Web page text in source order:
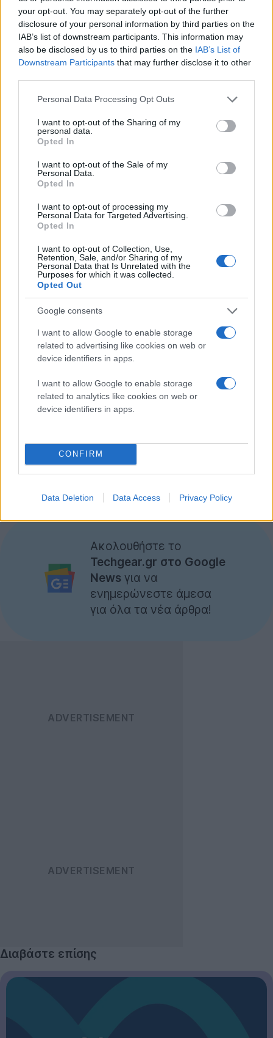
your opt-out. You may separately opt-out of the further
disclosure of your personal information by third parties on the
IAB’s list of downstream participants. This information may
also be disclosed by us to third parties on the IAB’s List of
Downstream Participants that may further disclose it to other
Please note that this website/app uses one or more Google
not limited to your visit or usage behaviour. You may click to
grant or deny consent to Google and its third-party tags to
use your data for below specified purposes in below Google
consent section.
Personal Data Processing Opt Outs
I want to opt-out of the Sharing of my
personal data.
Opted In
I want to opt-out of the Sale of my
Personal Data.
Opted In
I want to opt-out of processing my
Personal Data for Targeted Advertising.
Opted In
I want to opt-out of Collection, Use,
Retention, Sale, and/or Sharing of my
Personal Data that Is Unrelated with the
Purposes for which it was collected.
Opted Out
Google consents
I want to allow Google to enable storage
related to advertising like cookies on web or
device identifiers in apps.
I want to allow Google to enable storage
related to analytics like cookies on web or
device identifiers in apps.
CONFIRM
Data Deletion Data Access Privacy Policy
Το νέο σύστημα ονομάζεται National Terrorism
τρομοκρατικό χτύπημα της 9ης Σεπτεμβρίου 2001 και
βασιζόταν σε χρωματική κωδικοποίηση.
27 Απριλίου, και θα εμφανίζει προειδοποιητικά posts
μόνο όταν κρίνεται αναγκαίο. Φυσικά, η εξέλιξη αυτή
είτε ασχολούνται είτε βρίσκονται συνεχώς κοντά σε
έναν υπολογιστή.
Από την άλλη, υπάρχει το δίλημμα σχετικά με το
σε περίπτωση που αποκαλυφθούν πολλά θα μπορούν
μεν να προφυλαχτούν οι πολίτες, αλλά ταυτόχρονα
θα δίνεται προβάδισμα ενημέρωσης στους
τρομοκράτες. Δεν μπορείς να τα έχεις όλα....
Ακολουθήστε το
Techgear.gr στο Google
News για να
ενημερώνεστε άμεσα
για όλα τα νέα άρθρα!
Διαβάστε επίσης